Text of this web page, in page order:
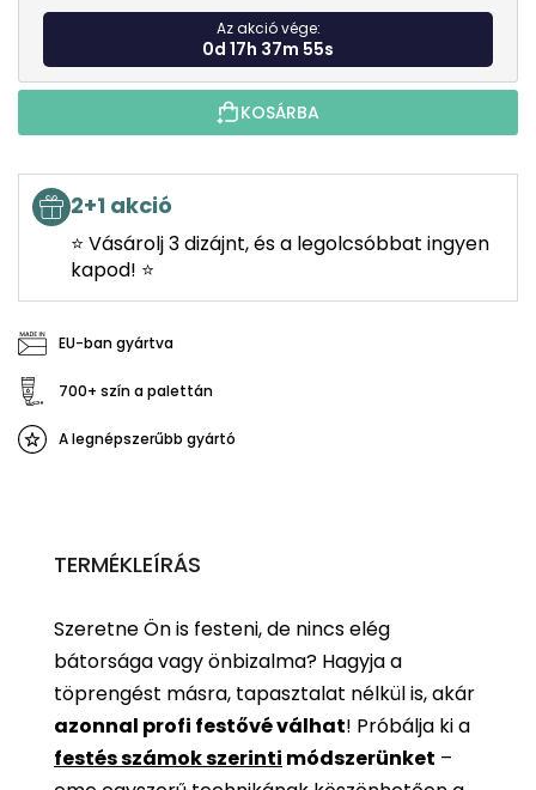
Az akció vége:
0d 17h 37m 55s
KOSÁRBA
2+1 akció
⭐ Vásárolj 3 dizájnt, és a legolcsóbbat ingyen
kapod! ⭐
EU-ban gyártva
700+ szín a palettán
A legnépszerűbb gyártó
TERMÉKLEÍRÁS
Szeretne Ön is festeni, de nincs elég
bátorsága vagy önbizalma? Hagyja a
töprengést másra, tapasztalat nélkül is, akár
azonnal profi festővé válhat! Próbálja ki a
festés számok szerinti módszerünket –